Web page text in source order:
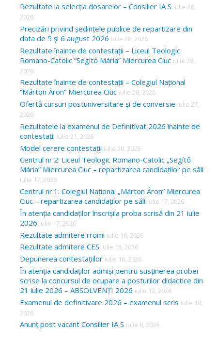
Rezultate la selecția dosarelor – Consilier IA S iulie 28,
2026
Precizări privind ședințele publice de repartizare din
data de 5 și 6 august 2026 iulie 28, 2026
Rezultate înainte de contestații – Liceul Teologic
Romano-Catolic “Segítő Mária” Miercurea Ciuc iulie 28,
2026
Rezultate înainte de contestații – Colegiul Național
“Márton Áron” Miercurea Ciuc iulie 28, 2026
Ofertă cursuri postuniversitare și de conversie iulie 27,
2026
Rezultatele la examenul de Definitivat 2026 înainte de
contestații iulie 21, 2026
Model cerere contestații iulie 20, 2026
Centrul nr.2: Liceul Teologic Romano-Catolic „Segítő
Mária” Miercurea Ciuc – repartizarea candidaților pe săli
iulie 17, 2026
Centrul nr.1: Colegiul Național „Márton Áron” Miercurea
Ciuc – repartizarea candidaților pe săli iulie 17, 2026
În atenția candidaților înscrișila proba scrisă din 21 iulie
2026 iulie 17, 2026
Rezultate admitere rromi iulie 16, 2026
Rezultate admitere CES iulie 16, 2026
Depunerea contestațiilor iulie 16, 2026
În atenția candidaților admiși pentru susținerea probei
scrise la concursul de ocupare a posturilor didactice din
21 iulie 2026 – ABSOLVENȚI 2026 iulie 13, 2026
Examenul de definitivare 2026 – examenul scris iulie 10,
2026
Anunț post vacant Consilier IA S iulie 9, 2026